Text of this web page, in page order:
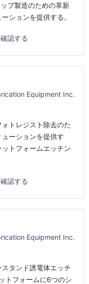
プ製造のための革新
ションを提供する。
認する
Equipment Inc.
トレジスト除去のた
ーションを提供す
トフォームエッチン
認する
Equipment Inc.
タンド誘電体エッチ
トフォームに6つのシ